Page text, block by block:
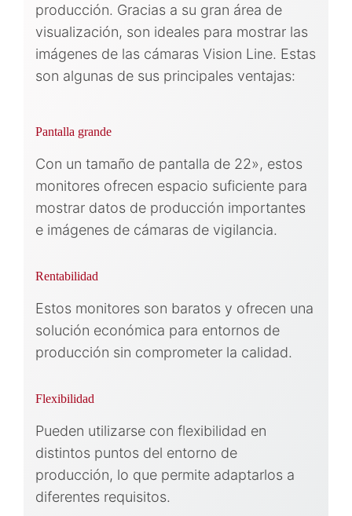
producción. Gracias a su gran área de
visualización, son ideales para mostrar las
imágenes de las cámaras Vision Line. Estas
son algunas de sus principales ventajas:
Pantalla grande
Con un tamaño de pantalla de 22», estos
monitores ofrecen espacio suficiente para
mostrar datos de producción importantes
e imágenes de cámaras de vigilancia.
Rentabilidad
Estos monitores son baratos y ofrecen una
solución económica para entornos de
producción sin comprometer la calidad.
Flexibilidad
Pueden utilizarse con flexibilidad en
distintos puntos del entorno de
producción, lo que permite adaptarlos a
diferentes requisitos.